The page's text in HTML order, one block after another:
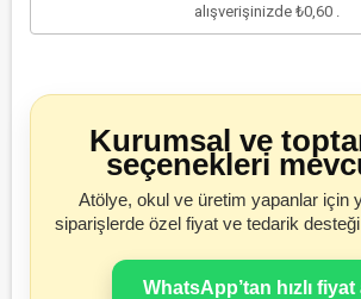
alışverişinizde ₺0,60
Kurumsal ve
seçenekleri
Atölye, okul ve üretim yapanlar için
siparişlerde özel fiyat ve tedarik
WhatsApp’tan hızlı fiyat